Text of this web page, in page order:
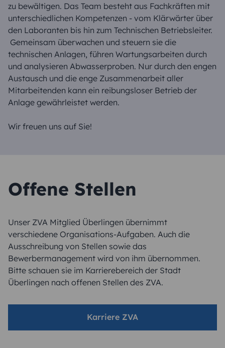
zu bewältigen. Das Team besteht aus Fachkräften mit
unterschiedlichen Kompetenzen - vom Klärwärter über
den Laboranten bis hin zum Technischen Betriebsleiter.
Gemeinsam überwachen und steuern sie die
technischen Anlagen, führen Wartungsarbeiten durch
und analysieren Abwasserproben. Nur durch den engen
Austausch und die enge Zusammenarbeit aller
Mitarbeitenden kann ein reibungsloser Betrieb der
Anlage gewährleistet werden.
Wir freuen uns auf Sie!
Offene Stellen
Unser ZVA Mitglied Überlingen übernimmt
verschiedene Organisations-Aufgaben. Auch die
Ausschreibung von Stellen sowie das
Bewerbermanagement wird von ihm übernommen.
Bitte schauen sie im Karrierebereich der Stadt
Überlingen nach offenen Stellen des ZVA.
Karriere ZVA